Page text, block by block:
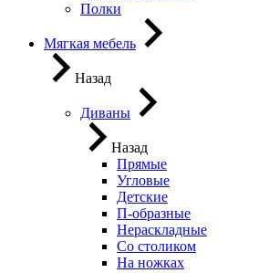
Полки
Мягкая мебель
Назад
Диваны
Назад
Прямые
Угловые
Детские
П-образные
Нераскладные
Со столиком
На ножках